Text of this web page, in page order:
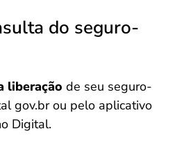
do seguro-
liberação de seu seguro-
gov.br ou pelo aplicativo
Digital.